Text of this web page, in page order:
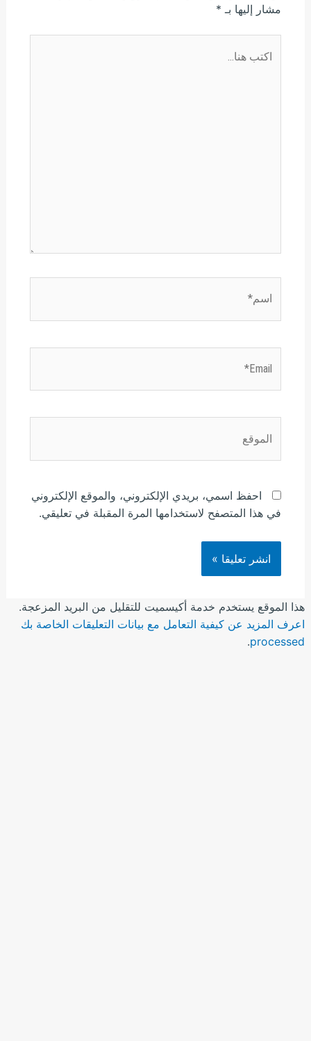
مشار إليها بـ *
هنا...
احفظ اسمي، بريدي الإلكتروني، والموقع الإلكتروني
في هذا المتصفح لاستخدامها المرة المقبلة في تعليقي.
هذا الموقع يستخدم خدمة أكيسميت للتقليل من البريد المزعجة.
اعرف المزيد عن كيفية التعامل مع بيانات التعليقات الخاصة بك
processed
.